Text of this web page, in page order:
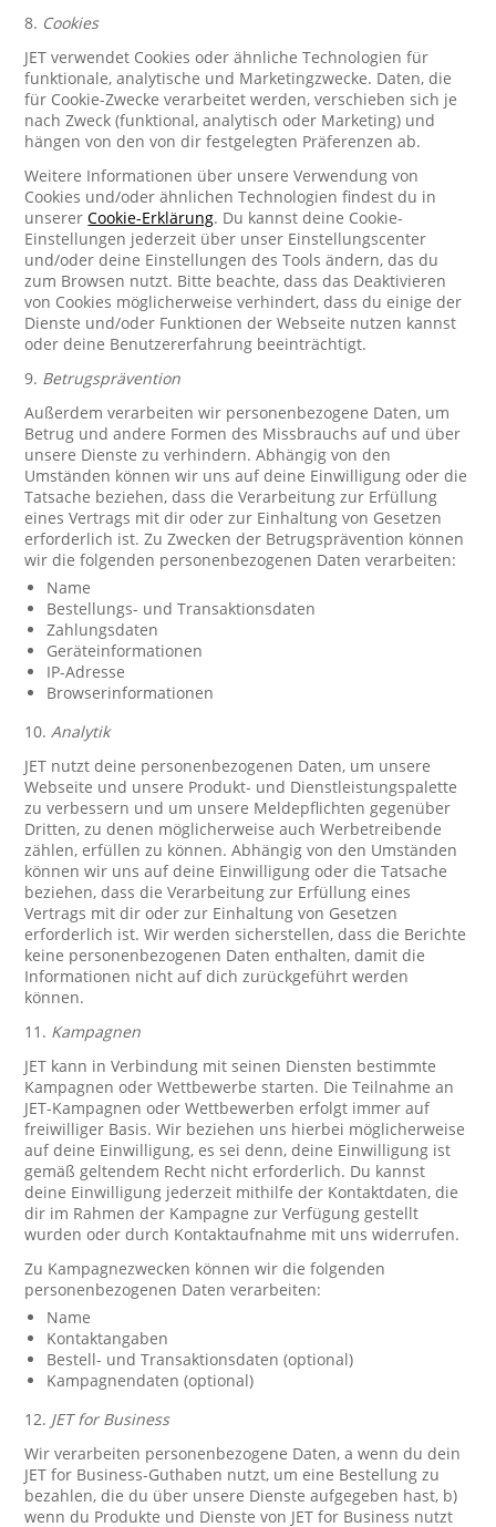
8. Cookies
JET verwendet Cookies oder ähnliche Technologien für
funktionale, analytische und Marketingzwecke. Daten, die
für Cookie-Zwecke verarbeitet werden, verschieben sich je
nach Zweck (funktional, analytisch oder Marketing) und
hängen von den von dir festgelegten Präferenzen ab.
Weitere Informationen über unsere Verwendung von
Cookies und/oder ähnlichen Technologien findest du in
unsererCookie-Erklärung. Du kannst deine Cookie-
Einstellungen jederzeit über unser Einstellungscenter
und/oder deine Einstellungen des Tools ändern, das du
zum Browsen nutzt. Bitte beachte, dass das Deaktivieren
von Cookies möglicherweise verhindert, dass du einige der
Dienste und/oder Funktionen der Webseite nutzen kannst
oder deine Benutzererfahrung beeinträchtigt.
9. Betrugsprävention
Außerdem verarbeiten wir personenbezogene Daten, um
Betrug und andere Formen des Missbrauchs auf und über
unsere Dienste zu verhindern. Abhängig von den
Umständen können wir uns auf deine Einwilligung oder die
Tatsache beziehen, dass die Verarbeitung zur Erfüllung
eines Vertrags mit dir oder zur Einhaltung von Gesetzen
erforderlich ist. Zu Zwecken der Betrugsprävention können
wir die folgenden personenbezogenen Daten verarbeiten:
Name
Bestellungs- und Transaktionsdaten
Zahlungsdaten
Geräteinformationen
IP-Adresse
Browserinformationen
10.Analytik
JET nutzt deine personenbezogenen Daten, um unsere
Webseite und unsere Produkt- und Dienstleistungspalette
zu verbessern und um unsere Meldepflichten gegenüber
Dritten, zu denen möglicherweise auch Werbetreibende
zählen, erfüllen zu können. Abhängig von den Umständen
können wir uns auf deine Einwilligung oder die Tatsache
beziehen, dass die Verarbeitung zur Erfüllung eines
Vertrags mit dir oder zur Einhaltung von Gesetzen
erforderlich ist. Wir werden sicherstellen, dass die Berichte
keine personenbezogenen Daten enthalten, damit die
Informationen nicht auf dich zurückgeführt werden
können.
11. Kampagnen
JET kann in Verbindung mit seinen Diensten bestimmte
Kampagnen oder Wettbewerbe starten. Die Teilnahme an
JET-Kampagnen oder Wettbewerben erfolgt immer auf
freiwilliger Basis. Wir beziehen uns hierbei möglicherweise
auf deine Einwilligung, es sei denn, deine Einwilligung ist
gemäß geltendem Recht nicht erforderlich. Du kannst
deine Einwilligung jederzeit mithilfe der Kontaktdaten, die
dir im Rahmen der Kampagne zur Verfügung gestellt
wurden oder durch Kontaktaufnahme mit uns widerrufen.
Zu Kampagnezwecken können wir die folgenden
personenbezogenen Daten verarbeiten:
Name
Kontaktangaben
Bestell- und Transaktionsdaten (optional)
Kampagnendaten (optional)
12. JET for Business
Wir verarbeiten personenbezogene Daten, a wenn du dein
JET for Business-Guthaben nutzt, um eine Bestellung zu
bezahlen, die du über unsere Dienste aufgegeben hast, b)
wenn du Produkte und Dienste von JET for Business nutzt